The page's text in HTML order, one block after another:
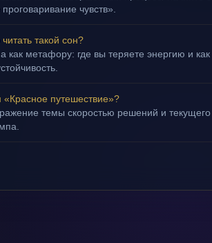
чувств».
такой сон?
как метафору: где вы теряете энергию и как
«Красное путешествие»?
темы скоростью решений и текущего